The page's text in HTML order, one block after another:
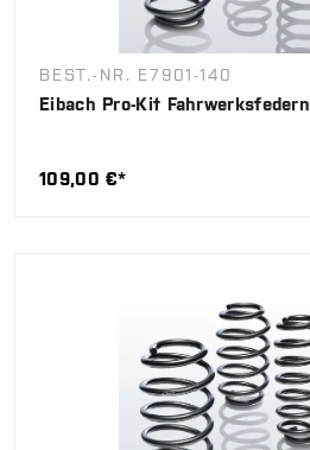
BEST.-NR. E7901-140
Eibach Pro-Kit Fahrwerksfedern
109,00 €*